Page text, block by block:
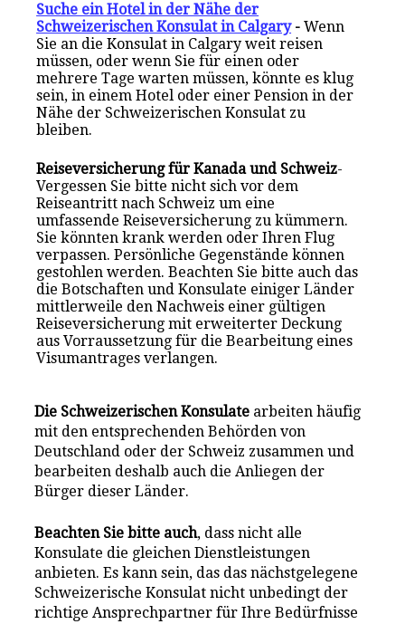
Suche ein Hotel in der Nähe der
Schweizerischen Konsulat in Calgary-Wenn
Sie an die Konsulat in Calgary weit reisen
müssen, oder wenn Sie für einen oder
mehrere Tage warten müssen, könnte es klug
sein, in einem Hotel oder einer Pension in der
Nähe der Schweizerischen Konsulat zu
bleiben.
Reiseversicherung für Kanada und Schweiz-
Vergessen Sie bitte nicht sich vor dem
Reiseantritt nach Schweiz um eine
umfassende Reiseversicherung zu kümmern.
Sie könnten krank werden oder Ihren Flug
verpassen. Persönliche Gegenstände können
gestohlen werden. Beachten Sie bitte auch das
die Botschaften und Konsulate einiger Länder
mittlerweile den Nachweis einer gültigen
Reiseversicherung mit erweiterter Deckung
aus Vorraussetzung für die Bearbeitung eines
Visumantrages verlangen.
Die Schweizerischen Konsulate arbeiten häufig
mit den entsprechenden Behörden von
Deutschland oder der Schweiz zusammen und
bearbeiten deshalb auch die Anliegen der
Bürger dieser Länder.
Beachten Sie bitte auch, dass nicht alle
Konsulate die gleichen Dienstleistungen
anbieten. Es kann sein, das das nächstgelegene
Schweizerische Konsulat nicht unbedingt der
richtige Ansprechpartner für Ihre Bedürfnisse